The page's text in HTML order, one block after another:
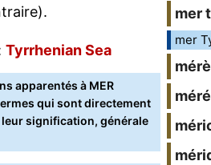
Tyrrhenian Sea
apparentés à MER
qui sont directement
signification, générale
mer
mer